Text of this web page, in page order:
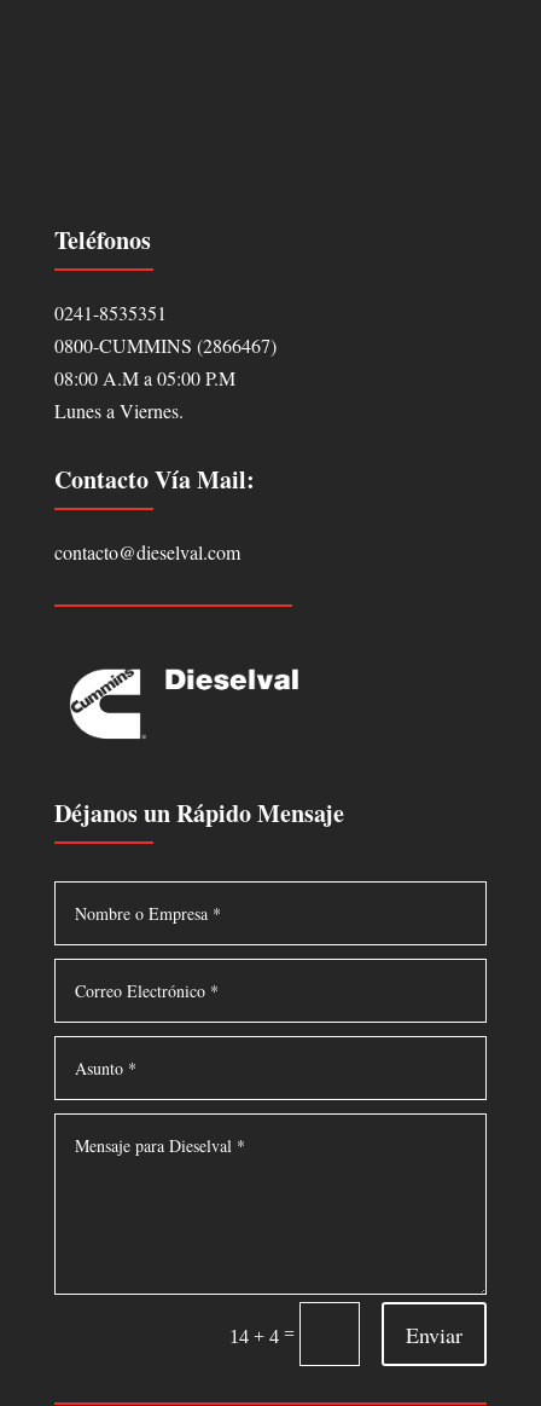
Teléfonos
0241-8535351
0800-CUMMINS (2866467)
08:00 A.M a 05:00 P.M
Lunes a Viernes.
Contacto Vía Mail:
contacto@dieselval.com
Déjanos un Rápido Mensaje
14 + 4 = Enviar